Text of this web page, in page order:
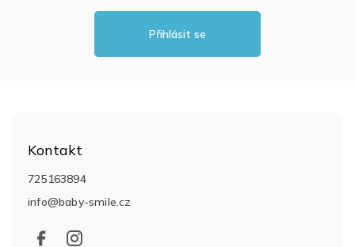
Přihlásit se
Kontakt
info@baby-smile.cz
725163894